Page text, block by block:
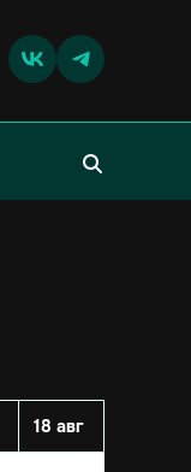
18 авг